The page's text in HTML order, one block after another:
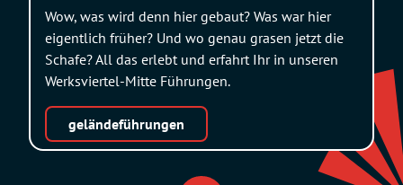
Wow, was wird denn hier gebaut? Was war hier
eigentlich früher? Und wo genau grasen jetzt die
Schafe? All das erlebt und erfahrt Ihr in unseren
Werksviertel-Mitte Führungen.
geländeführungen